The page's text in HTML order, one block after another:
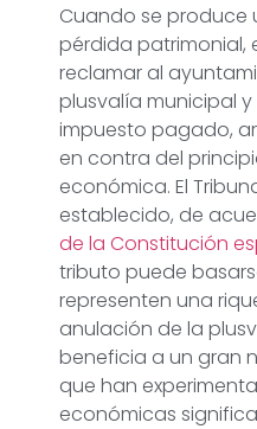
Cuando se produce
pérdida patrimonial,
reclamar al
plusvalía municipal
impuesto pagado,
en contra del
económica. El
establecido, de
de la Constitución
tributo puede
representen una
anulación de la
beneficia a un gran
que han
económicas